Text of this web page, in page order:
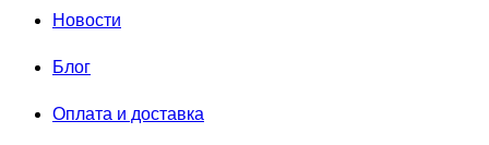
Новости
Блог
Оплата и доставка